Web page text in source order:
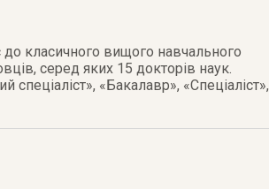
класичного вищого навчального
серед яких 15 докторів наук.
«Бакалавр», «Спеціаліст»,